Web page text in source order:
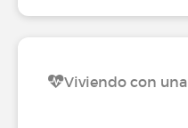
Viviendo con